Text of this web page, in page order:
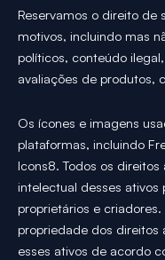
Reservamos o direito de
motivos, incluindo mas
políticos, conteúdo
avaliações de produtos,
Os ícones e imagens
plataformas, incluindo
Icons8. Todos os
intelectual desses ativos
proprietários e
propriedade dos direitos
esses ativos de acordo